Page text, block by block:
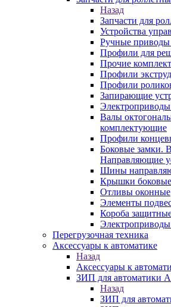
Назад
Запчасти для
Устройства
Ручные приводы
Профили для
Прочие
Профили
Профили
Запирающие
Валы
комплектующие
Профили
Боковые замки.
Направляющие
Шины
Крышки боковые
Отливы оконные
Элементы
Короба
Перегрузочная техника
Аксессуары к автоматике
Назад
Аксессуары к
ЗИП для автоматики
Назад
ЗИП для